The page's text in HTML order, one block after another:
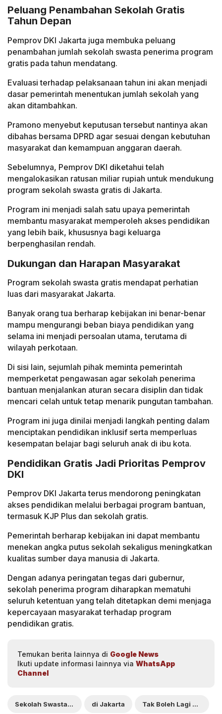
Peluang Penambahan Sekolah Gratis
Tahun Depan
Pemprov DKI Jakarta juga membuka peluang
penambahan jumlah sekolah swasta penerima program
gratis pada tahun mendatang.
Evaluasi terhadap pelaksanaan tahun ini akan menjadi
dasar pemerintah menentukan jumlah sekolah yang
akan ditambahkan.
Pramono menyebut keputusan tersebut nantinya akan
dibahas bersama DPRD agar sesuai dengan kebutuhan
masyarakat dan kemampuan anggaran daerah.
Sebelumnya, Pemprov DKI diketahui telah
mengalokasikan ratusan miliar rupiah untuk mendukung
program sekolah swasta gratis di Jakarta.
Program ini menjadi salah satu upaya pemerintah
membantu masyarakat memperoleh akses pendidikan
yang lebih baik, khususnya bagi keluarga
berpenghasilan rendah.
Dukungan dan Harapan Masyarakat
Program sekolah swasta gratis mendapat perhatian
luas dari masyarakat Jakarta.
Banyak orang tua berharap kebijakan ini benar-benar
mampu mengurangi beban biaya pendidikan yang
selama ini menjadi persoalan utama, terutama di
wilayah perkotaan.
Di sisi lain, sejumlah pihak meminta pemerintah
memperketat pengawasan agar sekolah penerima
bantuan menjalankan aturan secara disiplin dan tidak
mencari celah untuk tetap menarik pungutan tambahan.
Program ini juga dinilai menjadi langkah penting dalam
menciptakan pendidikan inklusif serta memperluas
kesempatan belajar bagi seluruh anak di ibu kota.
Pendidikan Gratis Jadi Prioritas Pemprov
DKI
Pemprov DKI Jakarta terus mendorong peningkatan
akses pendidikan melalui berbagai program bantuan,
termasuk KJP Plus dan sekolah gratis.
Pemerintah berharap kebijakan ini dapat membantu
menekan angka putus sekolah sekaligus meningkatkan
kualitas sumber daya manusia di Jakarta.
Dengan adanya peringatan tegas dari gubernur,
sekolah penerima program diharapkan mematuhi
seluruh ketentuan yang telah ditetapkan demi menjaga
kepercayaan masyarakat terhadap program
pendidikan gratis.
Temukan berita lainnya di Google News
Ikuti update informasi lainnya via WhatsApp
Channel
Sekolah Swasta Gratis di Jakarta Tak Boleh Lagi Pungut Biaya